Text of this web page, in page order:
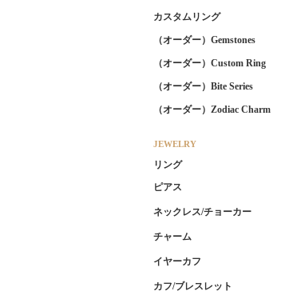
カスタムリング
（オーダー）Gemstones
（オーダー）Custom Ring
（オーダー）Bite Series
（オーダー）Zodiac Charm
JEWELRY
リング
ピアス
ネックレス/チョーカー
チャーム
イヤーカフ
カフ/ブレスレット